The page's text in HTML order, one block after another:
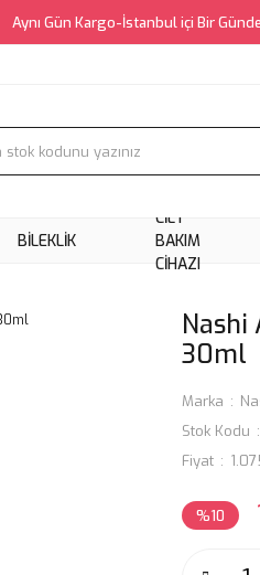
Aynı Gün Kargo-İstanbul içi Bir
BILEKLIK
CILT
BAKIM
CIHAZI
Nashi
30ml
Marka
Stok Kodu
Fiyat
%10